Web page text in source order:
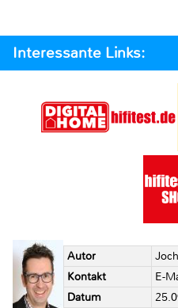
Interessante Links:
Autor
Kontakt
E-
Datum